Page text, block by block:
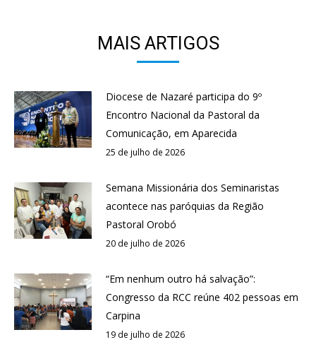
MAIS ARTIGOS
Diocese de Nazaré participa do 9º
Encontro Nacional da Pastoral da
Comunicação, em Aparecida
25 de julho de 2026
Semana Missionária dos Seminaristas
acontece nas paróquias da Região
Pastoral Orobó
20 de julho de 2026
“Em nenhum outro há salvação”:
Congresso da RCC reúne 402 pessoas em
Carpina
19 de julho de 2026